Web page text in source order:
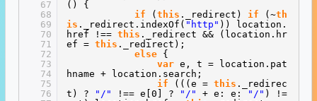
67
68
69
70
71
72
73
74
75
76
() {
if
( this ._redirect) if (~th
is ._redirect.indexOf( "http" )) location.
href !== this ._redirect && (location.hr
ef = this ._redirect);
else
{
var e, t = location.pat
hname + location.search;
if
(((e = this ._redirec
t) ?
"/" !== e[0] ? "/" + e: e: "/" ) !=